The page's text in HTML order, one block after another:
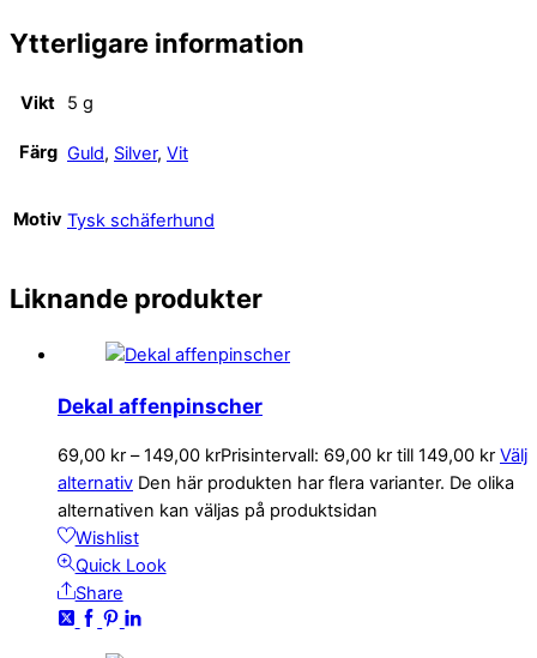
Ytterligare information
Vikt 5 g
Färg Guld, Silver, Vit
Motiv Tysk schäferhund
Liknande produkter
Dekal affenpinscher
69,00 kr – 149,00 krPrisintervall: 69,00 kr till 149,00 kr Välj
alternativ Den här produkten har flera varianter. De olika
alternativen kan väljas på produktsidan
Wishlist
Quick Look
Share